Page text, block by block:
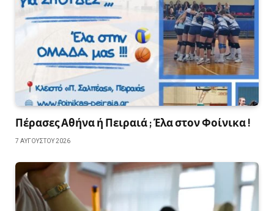
Πέρασες Αθήνα ή Πειραιά ; Έλα στον Φοίνικα !
7 ΑΥΓΟΎΣΤΟΥ 2026